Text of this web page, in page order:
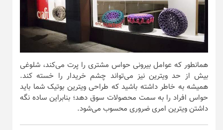
همانطور که عوامل بیرونی حواس مشتری را پرت می‌کند، شلوغی
بیش از حد ویترین نیز می‌تواند چشم خریدار را خسته کند.
همیشه به خاطر داشته باشید که طراحی ویترین بوتیک شما باید
حواس افراد را به سمت محصولات سوق دهد؛ بنابراین ساده نگه
داشتن ویترین امری ضروری محسوب می‌شود.